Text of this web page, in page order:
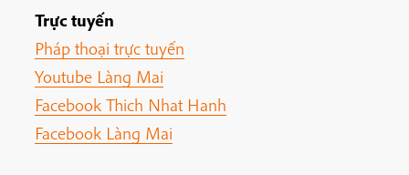
Trực tuyến
Pháp thoại trực tuyến
Youtube Làng Mai
Facebook Thich Nhat Hanh
Facebook Làng Mai